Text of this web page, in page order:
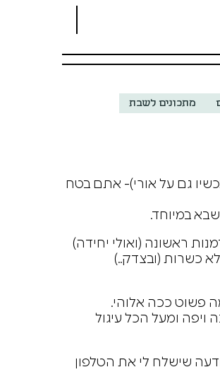
מתכונים לשבת
גם על אורי)- אתם בטח
במיוחד.
ראשונה (ואולי יחידה)
כשרות (ובצדק..)
פשוט ככה אלוהי.
ויפה ומעל הכל עיגול
שישלח לי את הטלפון